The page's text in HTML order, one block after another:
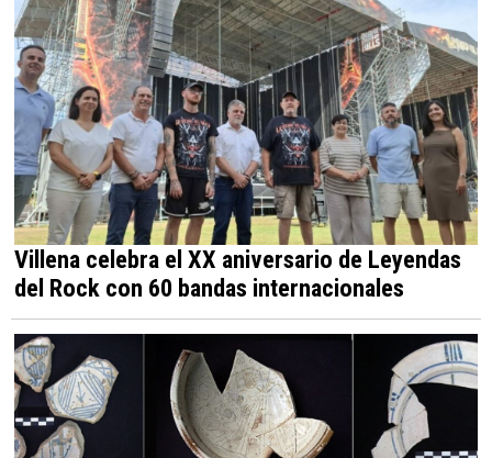
Villena celebra el XX aniversario de Leyendas
del Rock con 60 bandas internacionales